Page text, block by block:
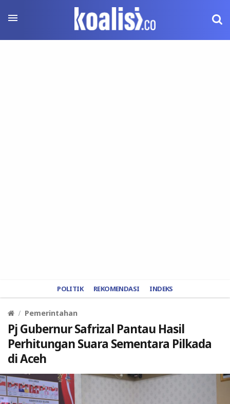
POLITIK REKOMENDASI INDEKS
Pemerintahan
Pj Gubernur Safrizal Pantau Hasil
Perhitungan Suara Sementara Pilkada
di Aceh